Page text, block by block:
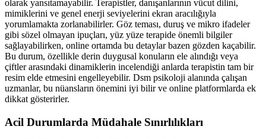
olarak yansıtamayabilir. Terapistler, danışanlarının vücut dilini,
mimiklerini ve genel enerji seviyelerini ekran aracılığıyla
yorumlamakta zorlanabilirler. Göz teması, duruş ve mikro ifadeler
gibi sözel olmayan ipuçları, yüz yüze terapide önemli bilgiler
sağlayabilirken, online ortamda bu detaylar bazen gözden kaçabilir.
Bu durum, özellikle derin duygusal konuların ele alındığı veya
çiftler arasındaki dinamiklerin incelendiği anlarda terapistin tam bir
resim elde etmesini engelleyebilir. Dsm psikoloji alanında çalışan
uzmanlar, bu nüansların önemini iyi bilir ve online platformlarda ek
dikkat gösterirler.
Acil Durumlarda Müdahale Sınırlılıkları